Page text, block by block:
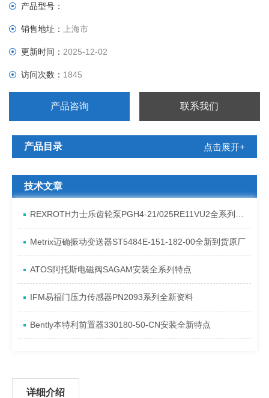
产品型号：
销售地址：上海市
更新时间：2025-12-02
访问次数： 1845
产品咨询 联系我们
产品目录 点击展开+
技术文章
REXROTH力士乐齿轮泵PGH4-21/025RE11VU2全系列发货原理
Metrix迈确振动变送器ST5484E-151-182-00全新到货原厂
ATOS阿托斯电磁阀SAGAM安装全系列特点
IFM易福门压力传感器PN2093系列全新资料
Bently本特利前置器330180-50-CN安装全新特点
详细介绍